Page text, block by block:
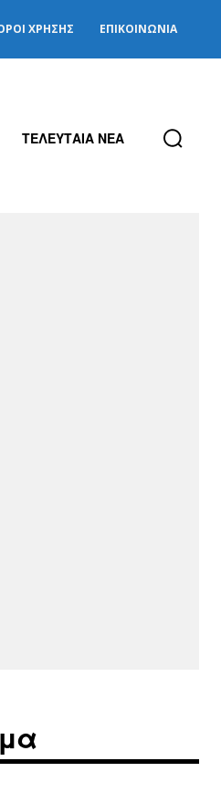
ΧΡΉΣΗΣ ΕΠΙΚΟΙΝΩΝΊΑ
ΤΕΛΕΥΤΑΙΑ ΝΕΑ